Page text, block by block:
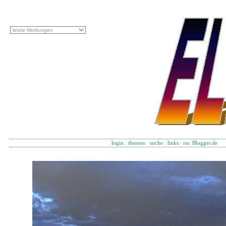
login themen suche links rss